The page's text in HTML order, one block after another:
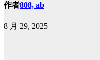
作者808, ab
8 月 29, 2025